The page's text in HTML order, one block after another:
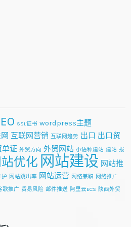
SSL证书 wordpress主题
互联网营销 互联网趋势 出口 出口贸
单证 外贸方向 外贸网站 小语种建站 建站 报
站优化 网站建设 网站推
护 网站跳出率 网站运营 网络兼职 网络推广
歌推广 贸易风险 邮件推送 阿里云ECS 陕西外贸